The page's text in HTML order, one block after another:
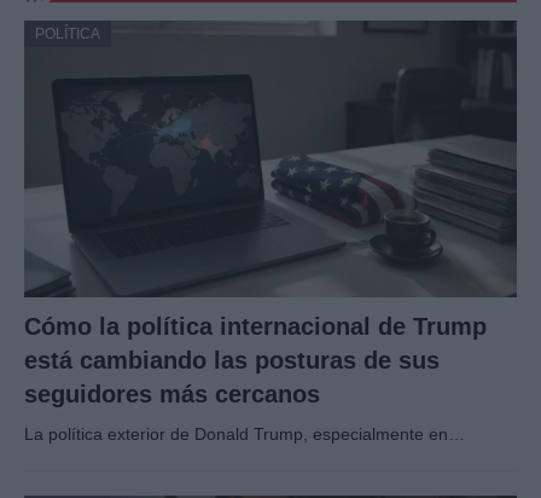
POLÍTICA
Cómo la política internacional de Trump
está cambiando las posturas de sus
seguidores más cercanos
La política exterior de Donald Trump, especialmente en…